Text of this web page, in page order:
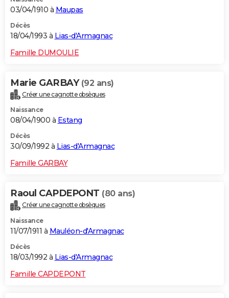
03/04/1910 à Maupas
Décès
18/04/1993 à Lias-d'Armagnac
Famille DUMOULIE
Marie GARBAY (92 ans)
Créer une cagnotte obsèques
Naissance
08/04/1900 à Estang
Décès
30/09/1992 à Lias-d'Armagnac
Famille GARBAY
Raoul CAPDEPONT (80 ans)
Créer une cagnotte obsèques
Naissance
11/07/1911 à Mauléon-d'Armagnac
Décès
18/03/1992 à Lias-d'Armagnac
Famille CAPDEPONT